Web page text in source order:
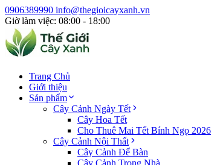
0906389990 info@thegioicayxanh.vn
Giờ làm việc: 08:00 - 18:00
Trang Chủ
Giới thiệu
Sản phẩm
Cây Cảnh Ngày Tết
Cây Hoa Tết
Cho Thuê Mai Tết Bính Ngọ 2026
Cây Cảnh Nội Thất
Cây Cảnh Để Bàn
Cây Cảnh Trong Nhà